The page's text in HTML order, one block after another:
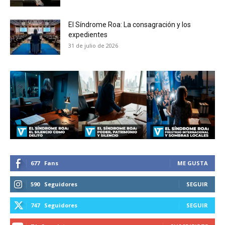
El Síndrome Roa: La consagración y los
expedientes
31 de julio de 2026
677 Fans ME GUSTA
590 Seguidores SEGUIR
747 Seguidores SEGUIR